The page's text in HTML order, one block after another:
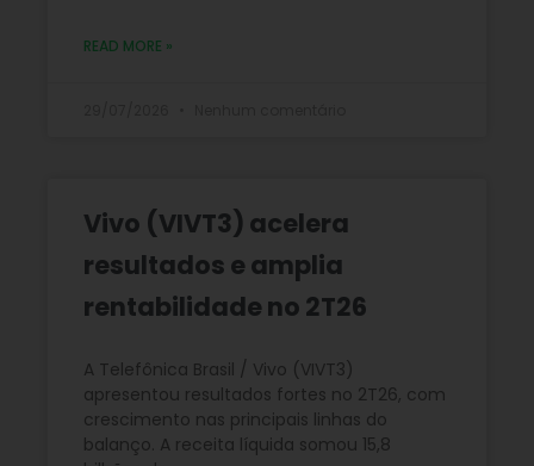
READ MORE »
Vivo (VIVT3) acelera
resultados e amplia
rentabilidade no 2T26
A Telefônica Brasil / Vivo (VIVT3)
apresentou resultados fortes no 2T26, com
crescimento nas principais linhas do
balanço. A receita líquida somou 15,8